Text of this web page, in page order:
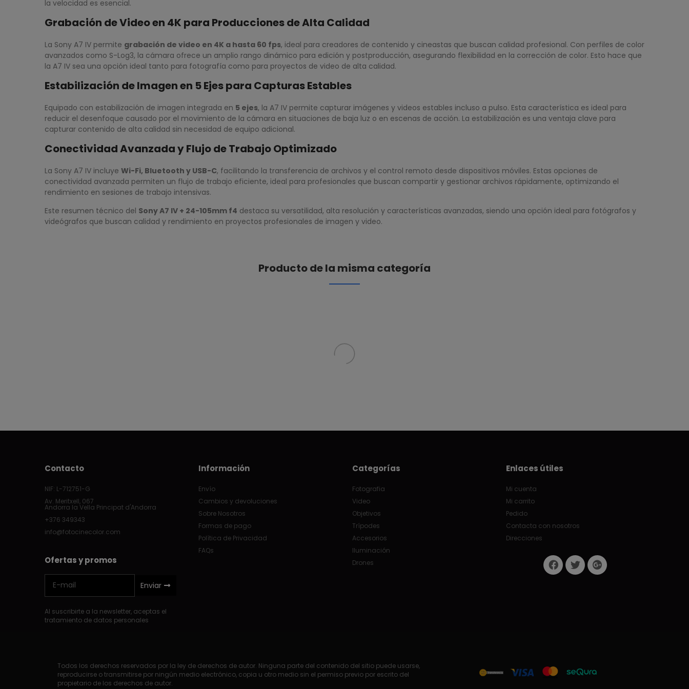
la velocidad es esencial.
Grabación de Video en 4K para Producciones de Alta Calidad
La Sony A7 IV permite grabación de video en 4K a hasta 60 fps, ideal para creadores de contenido y cineastas que buscan calidad profesional. Con perfiles de color
avanzados como S-Log3, la cámara ofrece un amplio rango dinámico para edición y postproducción, asegurando flexibilidad en la corrección de color. Esto hace que
la A7 IV sea una opción ideal tanto para fotografía como para proyectos de video de alta calidad.
Estabilización de Imagen en 5 Ejes para Capturas Estables
Equipado con estabilización de imagen integrada en 5 ejes, la A7 IV permite capturar imágenes y videos estables incluso a pulso. Esta característica es ideal para
reducir el desenfoque causado por el movimiento de la cámara en situaciones de baja luz o en escenas de acción. La estabilización es una ventaja clave para
capturar contenido de alta calidad sin necesidad de equipo adicional.
Conectividad Avanzada y Flujo de Trabajo Optimizado
La Sony A7 IV incluye Wi-Fi, Bluetooth y USB-C, facilitando la transferencia de archivos y el control remoto desde dispositivos móviles. Estas opciones de
conectividad avanzada permiten un flujo de trabajo eficiente, ideal para profesionales que buscan compartir y gestionar archivos rápidamente, optimizando el
rendimiento en sesiones de trabajo intensivas.
Este resumen técnico del Sony A7 IV + 24-105mm f4 destaca su versatilidad, alta resolución y características avanzadas, siendo una opción ideal para fotógrafos y
videógrafos que buscan calidad y rendimiento en proyectos profesionales de imagen y video.
Producto de la misma categoría
Contacto
NIF: L-712751-G
Av. Meritxell, 067
Andorra la Vella Principat d'Andorra
+376 349343
info@fotocinecolor.com
Ofertas y promos
Enviar
Al suscribirte a la newsletter, aceptas el
tratamiento de datos personales
Información
Envío
Cambios y devoluciones
Sobre Nosotros
Formas de pago
Política de Privacidad
FAQs
Categorías
Fotografia
Video
Objetivos
Trípodes
Accesorios
Iluminación
Drones
Enlaces útiles
Mi cuenta
Mi carrito
Pedido
Contacta con nosotros
Direcciones
Todos los derechos reservados por la ley de derechos de autor. Ninguna parte del contenido del sitio puede usarse,
reproducirse o transmitirse por ningún medio electrónico, copia u otro medio sin el permiso previo por escrito del
propietario de los derechos de autor.